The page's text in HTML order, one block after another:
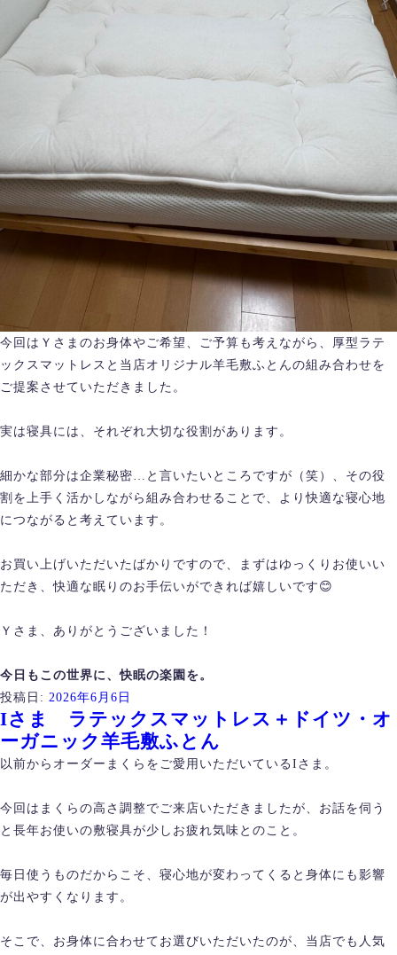
今回はＹさまのお身体やご希望、ご予算も考えながら、厚型ラテ
ックスマットレスと当店オリジナル羊毛敷ふとんの組み合わせを
ご提案させていただきました。
実は寝具には、それぞれ大切な役割があります。
細かな部分は企業秘密…と言いたいところですが（笑）、その役
割を上手く活かしながら組み合わせることで、より快適な寝心地
につながると考えています。
お買い上げいただいたばかりですので、まずはゆっくりお使いい
ただき、快適な眠りのお手伝いができれば嬉しいです😊
Ｙさま、ありがとうございました！
今日もこの世界に、快眠の楽園を。
投稿日: 2026年6月6日
Iさま ラテックスマットレス＋ドイツ・オ
ーガニック羊毛敷ふとん
以前からオーダーまくらをご愛用いただいているIさま。
今回はまくらの高さ調整でご来店いただきましたが、お話を伺う
と長年お使いの敷寝具が少しお疲れ気味とのこと。
毎日使うものだからこそ、寝心地が変わってくると身体にも影響
が出やすくなります。
そこで、お身体に合わせてお選びいただいたのが、当店でも人気